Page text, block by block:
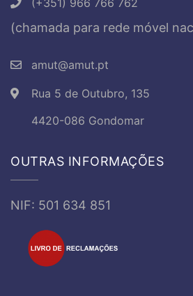
(+351) 966 766 762
(chamada para rede móvel
amut@amut.pt
Rua 5 de Outubro, 135
4420-086 Gondomar
OUTRAS INFORMAÇÕES
NIF: 501 634 851